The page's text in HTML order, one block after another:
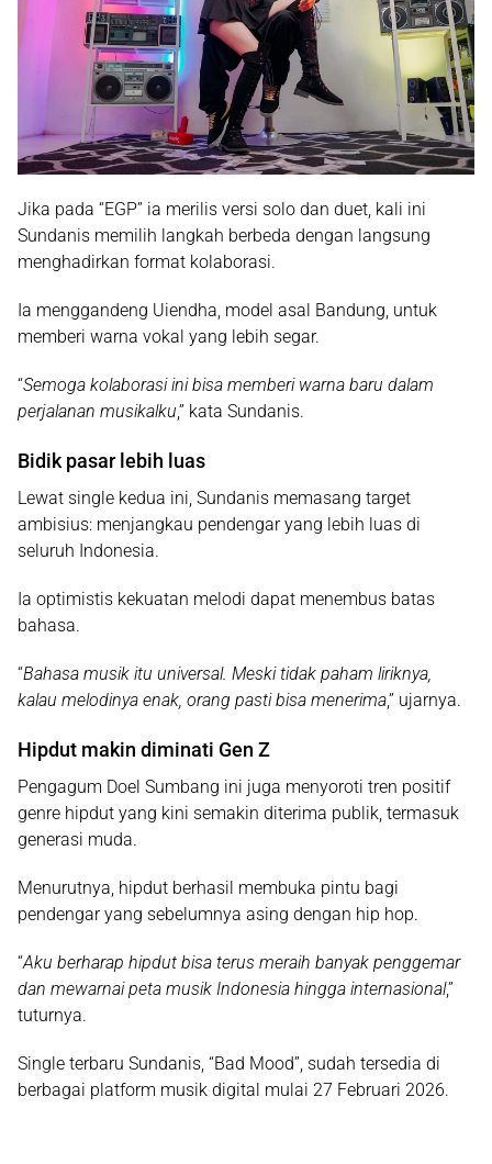
Jika pada “EGP” ia merilis versi solo dan duet, kali ini
Sundanis memilih langkah berbeda dengan langsung
menghadirkan format kolaborasi.
Ia menggandeng Uiendha, model asal Bandung, untuk
memberi warna vokal yang lebih segar.
“Semoga kolaborasi ini bisa memberi warna baru dalam
perjalanan musikalku,” kata Sundanis.
Bidik pasar lebih luas
Lewat single kedua ini, Sundanis memasang target
ambisius: menjangkau pendengar yang lebih luas di
seluruh Indonesia.
Ia optimistis kekuatan melodi dapat menembus batas
bahasa.
“Bahasa musik itu universal. Meski tidak paham liriknya,
kalau melodinya enak, orang pasti bisa menerima,” ujarnya.
Hipdut makin diminati Gen Z
Pengagum Doel Sumbang ini juga menyoroti tren positif
genre hipdut yang kini semakin diterima publik, termasuk
generasi muda.
Menurutnya, hipdut berhasil membuka pintu bagi
pendengar yang sebelumnya asing dengan hip hop.
“Aku berharap hipdut bisa terus meraih banyak penggemar
dan mewarnai peta musik Indonesia hingga internasional,”
tuturnya.
Single terbaru Sundanis, “Bad Mood”, sudah tersedia di
berbagai platform musik digital mulai 27 Februari 2026.